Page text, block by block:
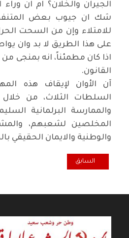
الجيران والخلان؟ ام ان وراء
شك ان جيوب بعض
للامتلاء وإن من السحت
على هذا الطريق لا بد وان
اذا كان مطمئناً، انه بمنجى
القانون.
آن الأوان لإيقاف هذه
السلطات الثلاث، من خلال
والممارسة البرلمانية
المخلصين لشعبهم،
والوطنية والايمان الحقيقي
المقال السابق: نقطة ضوء... ملفات
السابق